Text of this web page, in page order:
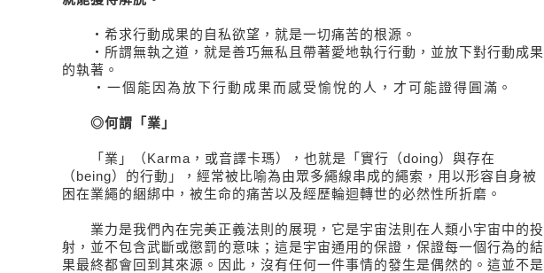
‧希求行動成果的自私欲望，就是一切痛苦的根源。
‧所謂無執之道，就是善巧無私且帶著愛地執行行動，並放下對行動成果
的執著。
‧一個能因為放下行動成果而感受愉悅的人，才可能證得圓滿。
◎何謂「業」
「業」（Karma，或音譯卡瑪），也就是「實行（doing）與存在
（being）的行動」，經常被比喻為由眾多繩線串成的繩索，用以形容自身被
困在業繩的綑綁中，被生命的痛苦以及經歷輪迴轉世的必然性所折磨。
業力是我們內在完美正義法則的展現，它是宇宙法則在人類小宇宙中的投
射，並不包含武斷或懲罰的意味；這是宇宙通用的保證，保證每一個行為的結
果最終都會回到其來源。因此，沒有任何一件事情的發生是偶然的。這並不是